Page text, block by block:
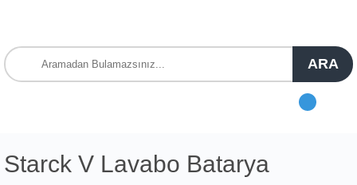
ARA
Starck V Lavabo Batarya